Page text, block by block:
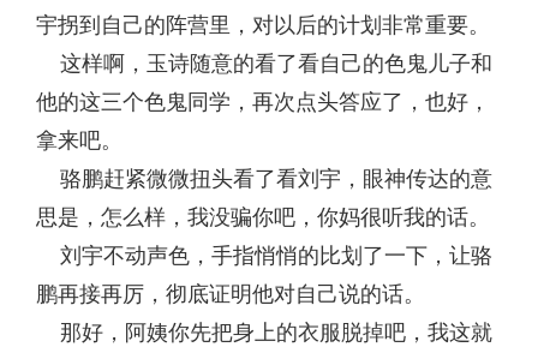
宇拐到自己的阵营里，对以后的计划非常重要。
这样啊，玉诗随意的看了看自己的色鬼儿子和
他的这三个色鬼同学，再次点头答应了，也好，
拿来吧。
骆鹏赶紧微微扭头看了看刘宇，眼神传达的意
思是，怎么样，我没骗你吧，你妈很听我的话。
刘宇不动声色，手指悄悄的比划了一下，让骆
鹏再接再厉，彻底证明他对自己说的话。
那好，阿姨你先把身上的衣服脱掉吧，我这就